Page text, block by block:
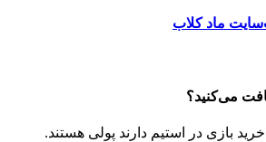
ماد کلاب
می‌کنید؟
خرید بازی در استیم دارند پولی هستند.